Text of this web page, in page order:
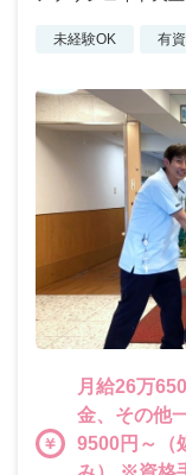
未経験OK 有
月給26万
金、その他一律手当
9500円～（